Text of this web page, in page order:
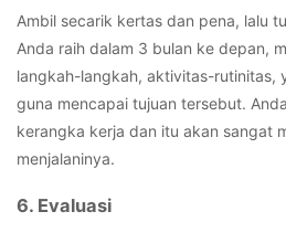
Ambil secarik kertas dan pena, lalu
Anda raih dalam 3 bulan ke depan,
langkah-langkah, aktivitas-rutinitas,
guna mencapai tujuan tersebut.
kerangka kerja dan itu akan sangat
menjalaninya.
6. Evaluasi